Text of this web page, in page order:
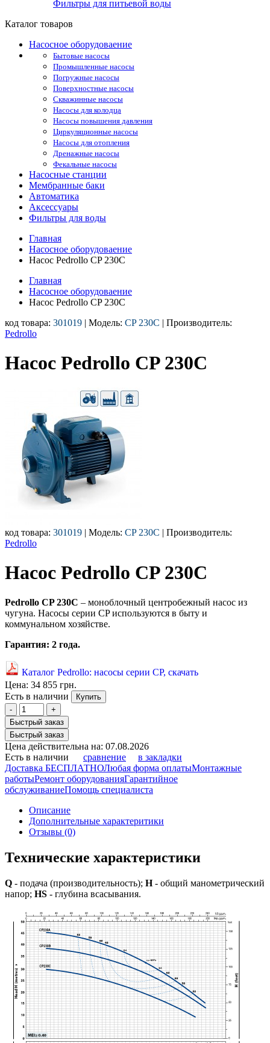
Фильтры для питьевой воды
Каталог товаров
Насосное оборудоваение
Бытовые насосы
Промышленные насосы
Погружные насосы
Поверхностные насосы
Скважинные насосы
Насосы для колодца
Насосы повышения давления
Циркуляционные насосы
Насосы для отопления
Дренажные насосы
Фекальные насосы
Насосные станции
Мембранные баки
Автоматика
Аксессуары
Фильтры для воды
Главная
Насосное оборудоваение
Насос Pedrollo CP 230С
Главная
Насосное оборудоваение
Насос Pedrollo CP 230С
код товара: 301019 | Модель: CP 230С | Производитель:
Pedrollo
Насос Pedrollo CP 230С
код товара: 301019 | Модель: CP 230С | Производитель:
Pedrollo
Насос Pedrollo CP 230С
Pedrollo CP 230С – моноблочный центробежный насос из
чугуна. Насосы серии CP используются в быту и
коммунальном хозяйстве.
Гарантия: 2 года.
Каталог Pedrollo: насосы серии СР, скачать
Цена: 34 855 грн.
Есть в наличии
Купить
-
+
Быстрый заказ
Быстрый заказ
Цена действительна на: 07.08.2026
Есть в наличии
сравнение
в закладки
Доставка БЕСПЛАТНОЛюбая форма оплатыМонтажные
работыРемонт оборудованияГарантийное
обслуживаниеПомощь специалиста
Описание
Дополнительные характеритики
Отзывы (0)
Технические характеристики
Q - подача (производительность); H- общий манометрический
напор; HS - глубина всасывания.